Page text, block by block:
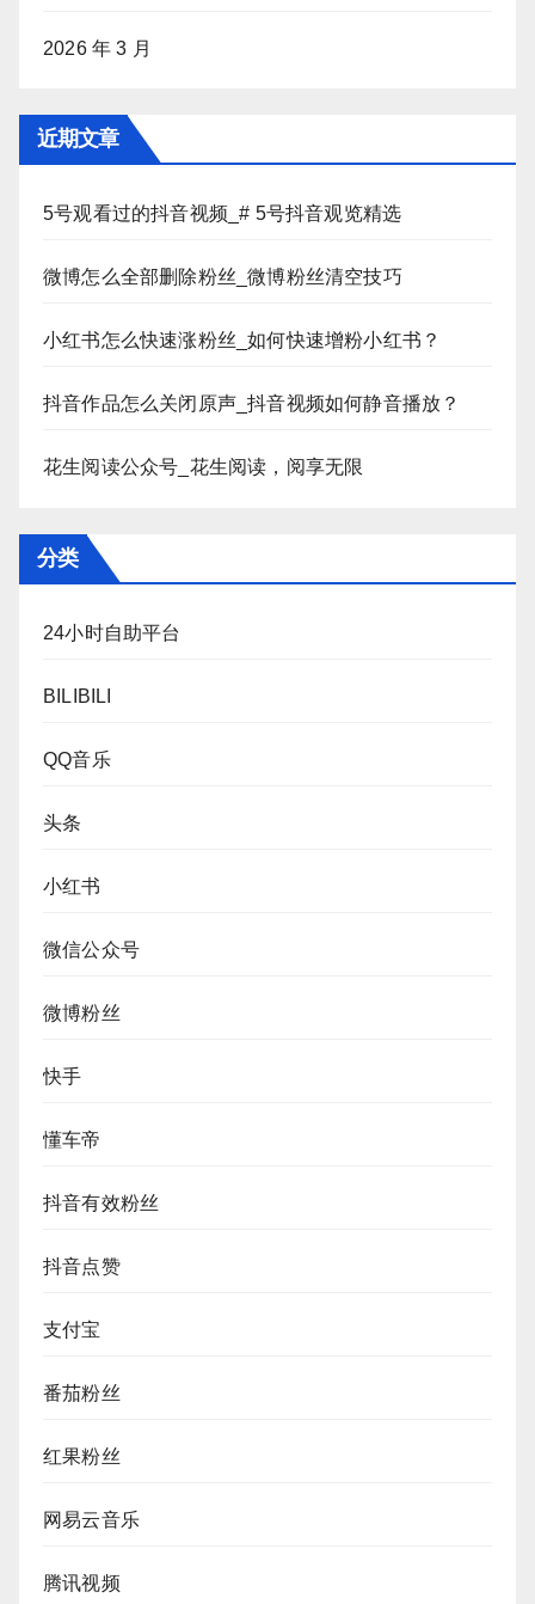
2026 年 3 月
近期文章
5号观看过的抖音视频_# 5号抖音观览精选
微博怎么全部删除粉丝_微博粉丝清空技巧
小红书怎么快速涨粉丝_如何快速增粉小红书？
抖音作品怎么关闭原声_抖音视频如何静音播放？
花生阅读公众号_花生阅读，阅享无限
分类
24小时自助平台
BILIBILI
QQ音乐
头条
小红书
微信公众号
微博粉丝
快手
懂车帝
抖音有效粉丝
抖音点赞
支付宝
番茄粉丝
红果粉丝
网易云音乐
腾讯视频